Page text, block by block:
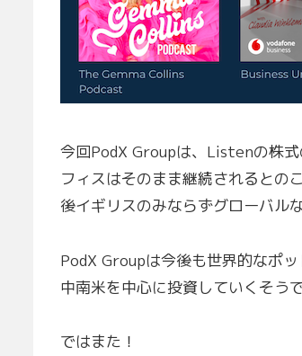
今回PodX Groupは、Listenの株
フィスはそのまま継続されると
後イギリスのみならずグローバル
PodX Groupは今後も世界的なポ
中南米を中心に投資していくそう
ではまた！